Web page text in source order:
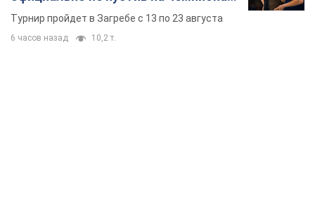
Европы основных спортсменов
Турнир пройдет в Загребе с 13 по 23 августа
6 часов назад 10,2 т.